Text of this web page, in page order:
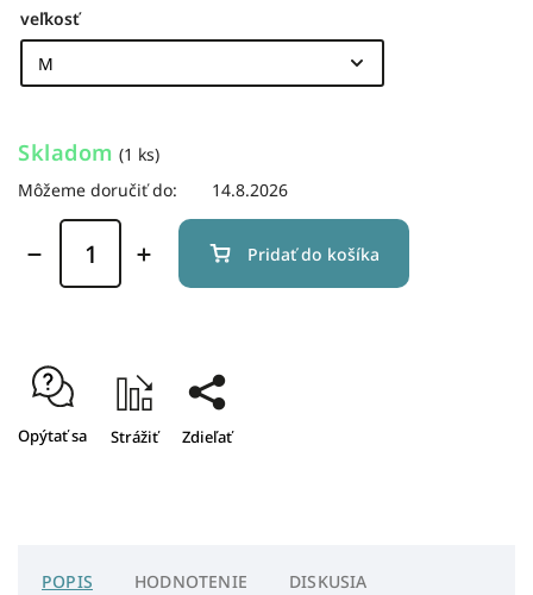
veľkosť
Skladom (1 ks)
Môžeme doručiť do:
14.8.2026
Pridať do košíka
Opýtať sa Strážiť Zdieľať
POPIS HODNOTENIE DISKUSIA